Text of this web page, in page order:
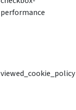
performance
viewed_cookie_policy